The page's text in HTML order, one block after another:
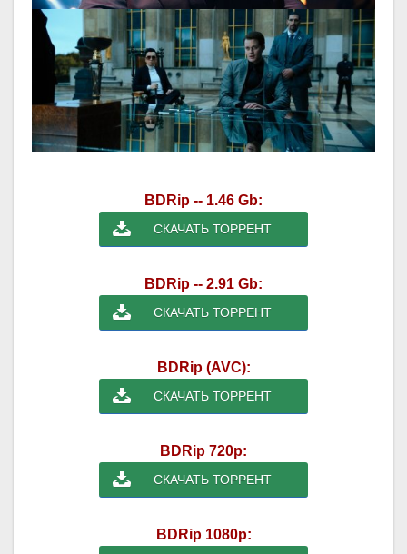
BDRip -- 1.46 Gb:
СКАЧАТЬ ТОРРЕНТ
BDRip -- 2.91 Gb:
СКАЧАТЬ ТОРРЕНТ
BDRip (AVC):
СКАЧАТЬ ТОРРЕНТ
BDRip 720p:
СКАЧАТЬ ТОРРЕНТ
BDRip 1080p: